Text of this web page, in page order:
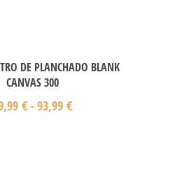
DE PLANCHADO BLANK
CANVAS 300
€- 93,99 €